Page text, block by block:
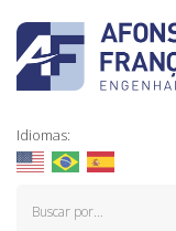
Idiomas: